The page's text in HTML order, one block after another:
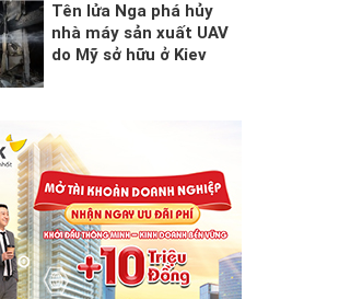
Tên lửa Nga phá hủy
nhà máy sản xuất UAV
do Mỹ sở hữu ở Kiev